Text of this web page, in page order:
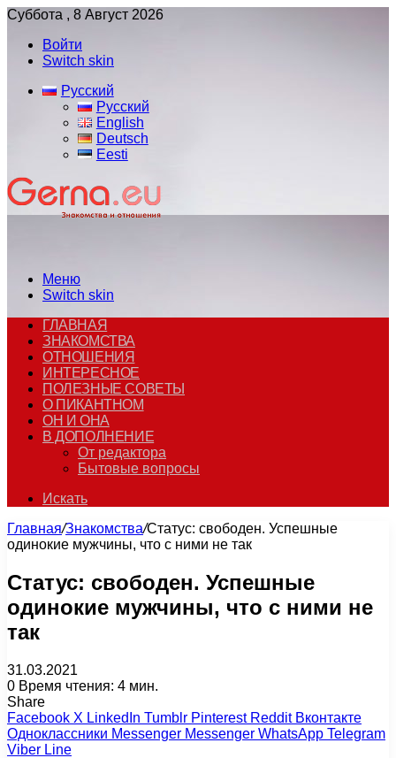
Суббота , 8 Август 2026
Войти
Switch skin
Русский
Русский
English
Deutsch
Eesti
Меню
Switch skin
ГЛАВНАЯ
ЗНАКОМСТВА
ОТНОШЕНИЯ
ИНТЕРЕСНОЕ
ПОЛЕЗНЫЕ СОВЕТЫ
О ПИКАНТНОМ
ОН И ОНА
В ДОПОЛНЕНИЕ
От редактора
Бытовые вопросы
Искать
Главная/Знакомства/Статус: свободен. Успешные
одинокие мужчины, что с ними не так
Статус: свободен. Успешные
одинокие мужчины, что с ними не
так
31.03.2021
0 Время чтения: 4 мин.
Share
Facebook X LinkedIn Tumblr Pinterest Reddit Вконтакте
Одноклассники Messenger Messenger WhatsApp Telegram
Viber Line